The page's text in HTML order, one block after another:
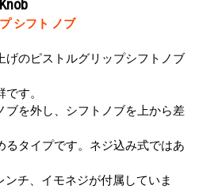
シフト ノブ
げのピストルグリップシフトノブ
す。
ブを外し、シフトノブを上から差
るタイプです。ネジ込み式ではあ
チ、イモネジが付属していま